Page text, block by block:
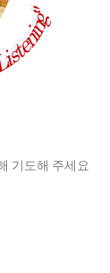
기도해 주세요